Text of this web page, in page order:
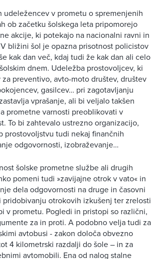
udeležencev v prometu o spremenjenih
ob začetku šolskega leta pripomorejo
akcije, ki potekajo na nacionalni ravni in
bližini šol je opazna prisotnost policistov
kak dan več, kdaj tudi že kak dan ali celo
dnem. Udeležba prostovoljcev, ki
preventivo, avto-moto društev, društev
gasilcev… pri zagotavljanju
vprašanje, ali bi veljalo takšen
prometne varnosti preoblikovati v
To bi zahtevalo ustrezno organizacijo,
prostovoljstvu tudi nekaj finančnih
odgovornosti, izobraževanje…
šolske prometne službe ali drugih
pomeni tudi »zavijajne otrok v vato« in
dela odgovornosti na druge in časovni
pridobivanju otrokovih izkušenj ter zrelosti
v prometu. Pogledi in pristopi so različni,
za in proti. A podobno velja tudi za
avtobusi - zakon določa obvezno
4 kilometrski razdalji do šole – in za
avtomobili. Ena od nalog stalne